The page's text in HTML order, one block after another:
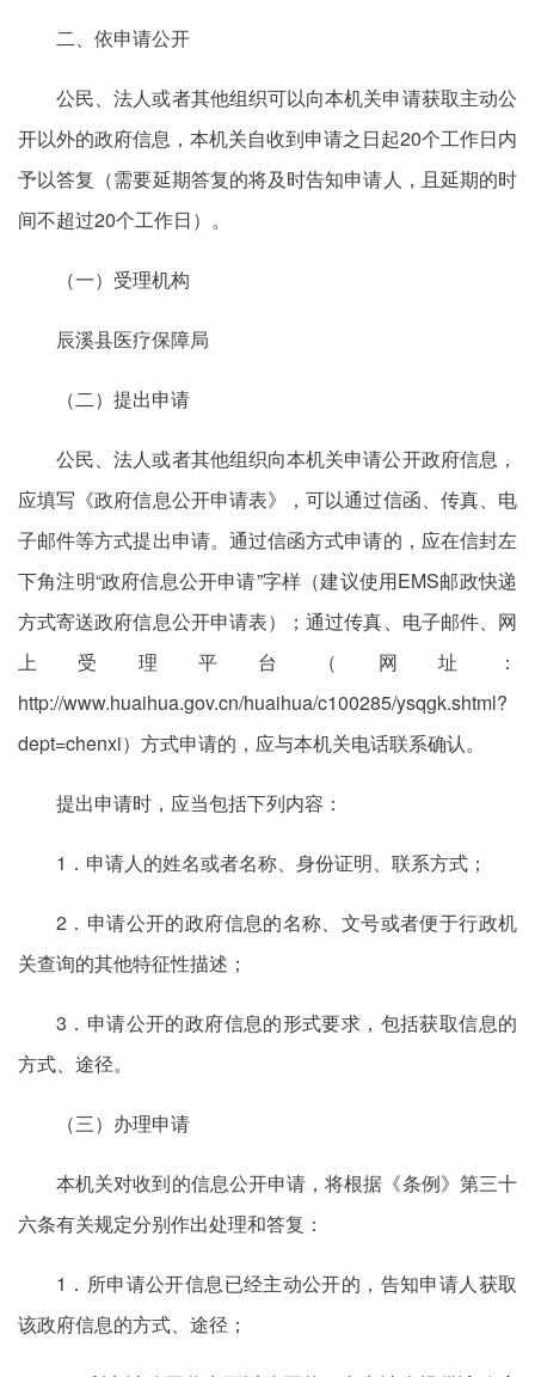
二、依申请公开
公民、法人或者其他组织可以向本机关申请获取主动公
开以外的政府信息，本机关自收到申请之日起20个工作日内
予以答复（需要延期答复的将及时告知申请人，且延期的时
间不超过20个工作日）。
（一）受理机构
辰溪县医疗保障局
（二）提出申请
公民、法人或者其他组织向本机关申请公开政府信息，
应填写《政府信息公开申请表》，可以通过信函、传真、电
子邮件等方式提出申请。通过信函方式申请的，应在信封左
下角注明“政府信息公开申请”字样（建议使用EMS邮政快递
方式寄送政府信息公开申请表）；通过传真、电子邮件、网
上受理平台（网址：
http://www.huaihua.gov.cn/huaihua/c100285/ysqgk.shtml?
dept=chenxi）方式申请的，应与本机关电话联系确认。
提出申请时，应当包括下列内容：
1．申请人的姓名或者名称、身份证明、联系方式；
2．申请公开的政府信息的名称、文号或者便于行政机
关查询的其他特征性描述；
3．申请公开的政府信息的形式要求，包括获取信息的
方式、途径。
（三）办理申请
本机关对收到的信息公开申请，将根据《条例》第三十
六条有关规定分别作出处理和答复：
1．所申请公开信息已经主动公开的，告知申请人获取
该政府信息的方式、途径；